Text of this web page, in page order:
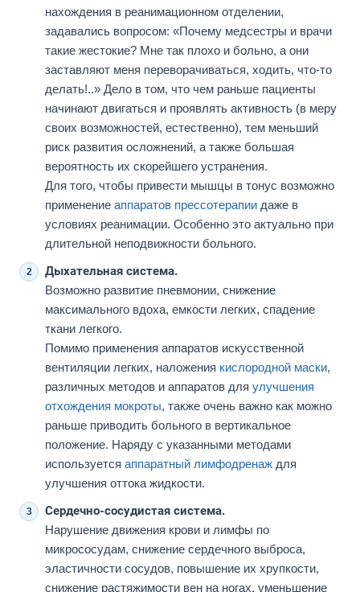
нахождения в реанимационном отделении,
задавались вопросом: «Почему медсестры и врачи
такие жестокие? Мне так плохо и больно, а они
заставляют меня переворачиваться, ходить, что-то
делать!..» Дело в том, что чем раньше пациенты
начинают двигаться и проявлять активность (в меру
своих возможностей, естественно), тем меньший
риск развития осложнений, а также большая
вероятность их скорейшего устранения.
Для того, чтобы привести мышцы в тонус возможно
применение аппаратов прессотерапии даже в
условиях реанимации. Особенно это актуально при
длительной неподвижности больного.
Дыхательная система.
Возможно развитие пневмонии, снижение
максимального вдоха, емкости легких, спадение
ткани легкого.
Помимо применения аппаратов искусственной
вентиляции легких, наложения кислородной маски,
различных методов и аппаратов для улучшения
отхождения мокроты, также очень важно как можно
раньше приводить больного в вертикальное
положение. Наряду с указанными методами
используется аппаратный лимфодренаж для
улучшения оттока жидкости.
Сердечно-сосудистая система.
Нарушение движения крови и лимфы по
микрососудам, снижение сердечного выброса,
эластичности сосудов, повышение их хрупкости,
снижение растяжимости вен на ногах, уменьшение